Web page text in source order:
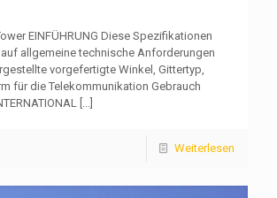
EINFÜHRUNG Diese Spezifikationen
allgemeine technische Anforderungen
vorgefertigte Winkel, Gittertyp,
für die Telekommunikation Gebrauch
[...]
Weiterlesen